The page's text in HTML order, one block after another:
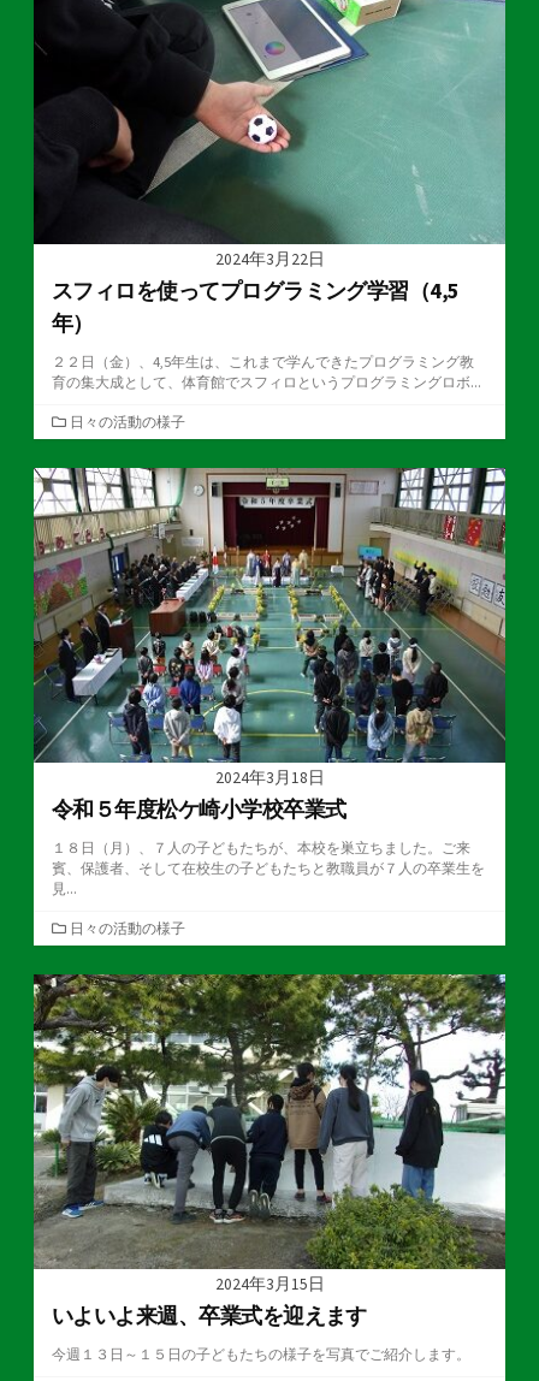
2024年3月22日
スフィロを使ってプログラミング学習（4,5
年）
２２日（金）、4,5年生は、これまで学んできたプログラミング教
育の集大成として、体育館でスフィロというプログラミングロボ...
カ
テ
ゴ
リ
ー
日々の活動の様子
2024年3月18日
令和５年度松ケ崎小学校卒業式
１８日（月）、７人の子どもたちが、本校を巣立ちました。ご来
賓、保護者、そして在校生の子どもたちと教職員が７人の卒業生を
見...
カ
テ
ゴ
リ
ー
日々の活動の様子
2024年3月15日
いよいよ来週、卒業式を迎えます
今週１３日～１５日の子どもたちの様子を写真でご紹介します。